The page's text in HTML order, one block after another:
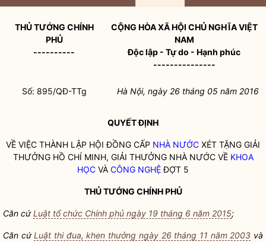
THỦ TƯỚNG CHÍNH
PHỦ
----------
CỘNG HÒA XÃ HỘI CHỦ NGHĨA VIỆT
NAM
Độc lập - Tự do - Hạnh phúc
---------------
Số: 895/QĐ-TTg Hà Nội, ngày 26tháng 05 năm 2016
QUYẾT ĐỊNH
VỀ VIỆC THÀNH LẬP HỘI ĐỒNG CẤP NHÀ NƯỚC XÉT TẶNG GIẢI
THƯỞNG HỒ CHÍ MINH, GIẢI THƯỞNG NHÀ NƯỚCVỀ KHOA
HỌC VÀ CÔNG NGHỆĐỢT 5
THỦ TƯỚNG CHÍNH PHỦ
Căn cứLuật tổ chức Chính phủ ngày 19 tháng 6 năm 2015;
Căn cứLuật thi đua, khen thưởng ngày 26 tháng 11 năm 2003 và